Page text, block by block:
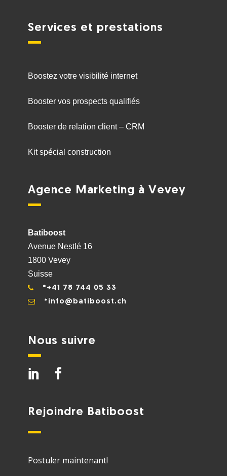
Services et prestations
Boostez votre visibilité internet
Booster vos prospects qualifiés
Booster de relation client – CRM
Kit spécial construction
Agence Marketing à Vevey
Batiboost
Avenue Nestlé 16
1800 Vevey
Suisse
*+41 78 744 05 33
*info@batiboost.ch
Nous suivre
Rejoindre Batiboost
Postuler maintenant!